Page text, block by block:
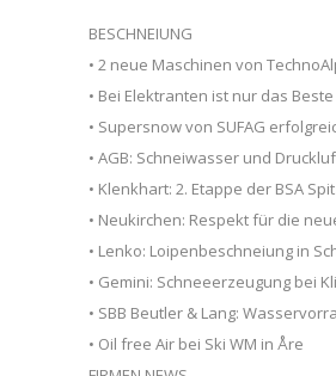
BESCHNEIUNG
• 2 neue Maschinen von
• Bei Elektranten ist nur das
• Supersnow von SUFAG
• AGB: Schneiwasser und
• Klenkhart: 2. Etappe der BSA
• Neukirchen: Respekt für die
• Lenko: Loipenbeschneiung in
• Gemini: Schneeerzeugung bei
• SBB Beutler & Lang:
• Oil free Air bei Ski WM in Åre